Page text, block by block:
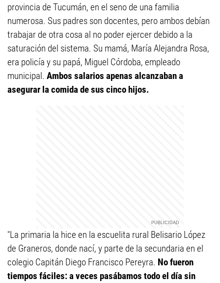
provincia de Tucumán, en el seno de una familia
numerosa. Sus padres son docentes, pero ambos debían
trabajar de otra cosa al no poder ejercer debido a la
saturación del sistema. Su mamá, María Alejandra Rosa,
era policía y su papá, Miguel Córdoba, empleado
municipal. Ambos salarios apenas alcanzaban a
asegurar la comida de sus cinco hijos.
"La primaria la hice en la escuelita rural Belisario López
de Graneros, donde nací, y parte de la secundaria en el
colegio Capitán Diego Francisco Pereyra. No fueron
tiempos fáciles: a veces pasábamos todo el día sin